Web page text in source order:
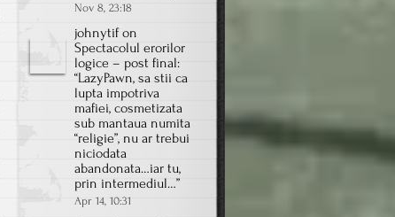
Nov 8, 23:18
johnytifon
Spectacolul erorilor
logice – post final:
“LazyPawn, sa stii ca
lupta impotriva
mafiei, cosmetizata
sub mantaua numita
“religie”, nu ar trebui
niciodata
abandonata…iar tu,
prin intermediul…”
Apr 14, 10:31